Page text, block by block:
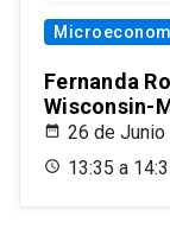
Fernanda
Wisconsin-
26 de
13:35 a